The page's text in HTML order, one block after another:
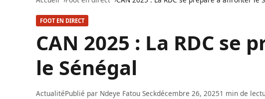
FOOT EN DIRECT
CAN 2025 : La RDC
le Sénégal
ActualitéPublié par Ndeye Fatou Seckdécembre 26, 20251 min de